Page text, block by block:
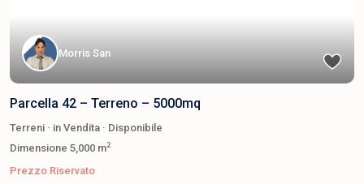
Morris San
Parcella 42 – Terreno – 5000mq
Terreni · in Vendita · Disponibile
Dimensione 5,000 m2
Prezzo Riservato